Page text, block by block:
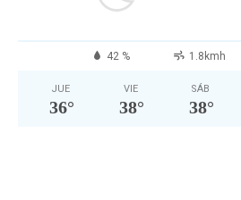
42 % 1.8kmh
JUE
36°
VIE
38°
SÁB
38°